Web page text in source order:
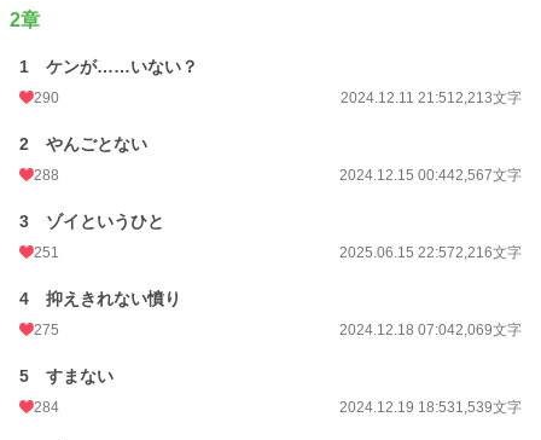
2章
1 ケンが……いない？
290 2024.12.11 21:512,213文字
2 やんごとない
288 2024.12.15 00:442,567文字
3 ゾイというひと
251 2025.06.15 22:572,216文字
4 抑えきれない憤り
275 2024.12.18 07:042,069文字
5 すまない
284 2024.12.19 18:531,539文字